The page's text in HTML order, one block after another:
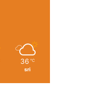
36 ℃
sri